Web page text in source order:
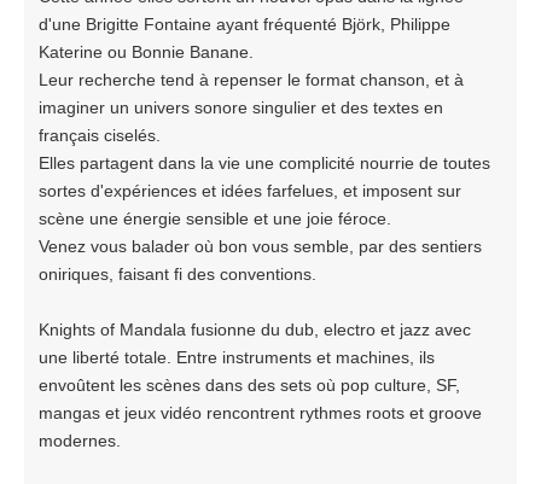
d'une Brigitte Fontaine ayant fréquenté Björk, Philippe
Katerine ou Bonnie Banane.
Leur recherche tend à repenser le format chanson, et à
imaginer un univers sonore singulier et des textes en
français ciselés.
Elles partagent dans la vie une complicité nourrie de toutes
sortes d'expériences et idées farfelues, et imposent sur
scène une énergie sensible et une joie féroce.
Venez vous balader où bon vous semble, par des sentiers
oniriques, faisant fi des conventions.
Knights of Mandala fusionne du dub, electro et jazz avec
une liberté totale. Entre instruments et machines, ils
envoûtent les scènes dans des sets où pop culture, SF,
mangas et jeux vidéo rencontrent rythmes roots et groove
modernes.